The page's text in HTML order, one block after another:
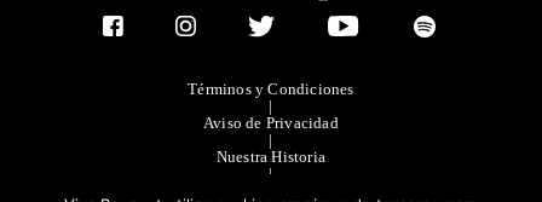
Términos y Condiciones
|
Aviso de Privacidad
|
Nuestra Historia
|